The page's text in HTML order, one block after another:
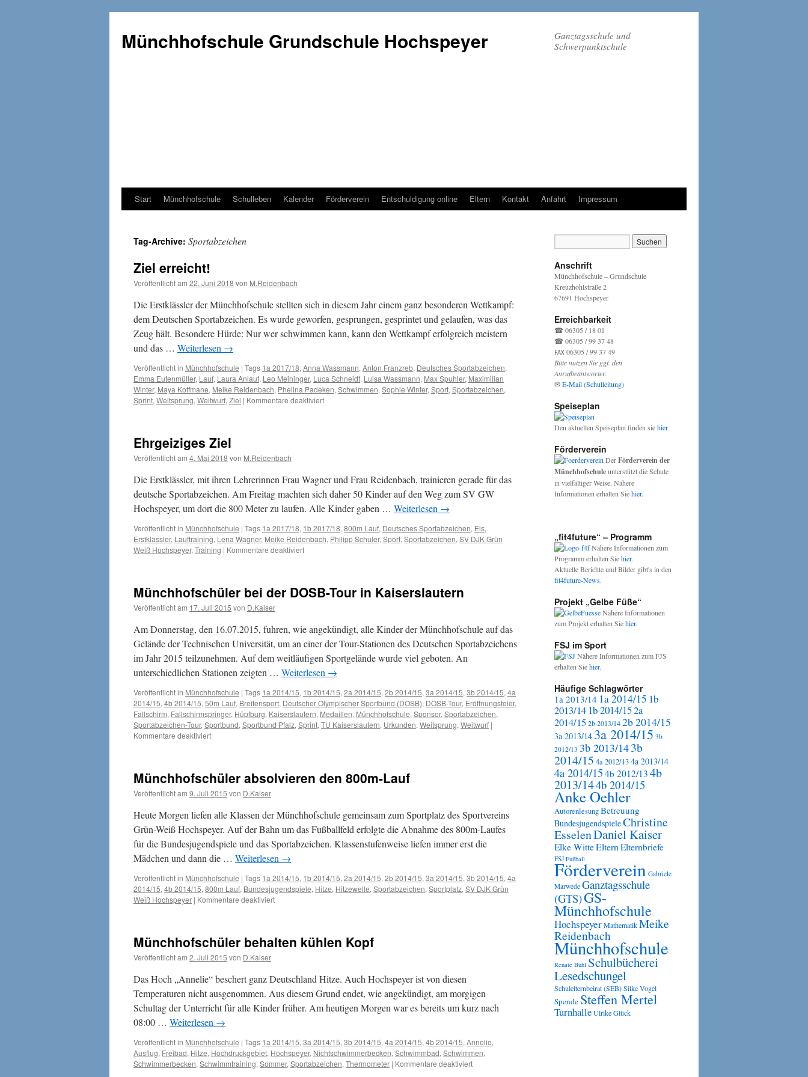
Münchhofschule Grundschule Hochspeyer
Ganztagsschule und
Schwerpunktschule
Weiter
Content
Start Münchhofschule Schulleben Kalender Förderverein Entschuldigung online Eltern Kontakt Anfahrt Impressum
Tag-Archive: Sportabzeichen
Ziel erreicht!
Veröffentlicht am 22. Juni 2018 von M.Reidenbach
Die Erstklässler der Münchhofschule stellten sich in diesem Jahr einem ganz besonderen Wettkampf:
dem Deutschen Sportabzeichen. Es wurde geworfen, gesprungen, gesprintet und gelaufen, was das
Zeug hält. Besondere Hürde: Nur wer schwimmen kann, kann den Wettkampf erfolgreich meistern
und das … Weiterlesen →
Veröffentlicht in Münchhofschule | Tags 1a 2017/18, Anna Wassmann, Anton Franzreb, Deutsches Sportabzeichen,
Emma Eutenmüller, Lauf, Laura Anlauf, Leo Meininger, Luca Schneidt, Luisa Wassmann, Max Spuhler, Maximilian
Winter, Maya Koffmane, Meike Reidenbach, Phelina Padeken, Schwimmen, Sophie Winter, Sport, Sportabzeichen,
Sprint, Weitsprung, Weitwurf, Ziel | Kommentare deaktiviertfür
Ehrgeiziges Ziel
Veröffentlicht am 4. Mai 2018 von M.Reidenbach
Die Erstklässler, mit ihren Lehrerinnen Frau Wagner und Frau Reidenbach, trainieren gerade für das
deutsche Sportabzeichen. Am Freitag machten sich daher 50 Kinder auf den Weg zum SV GW
Hochspeyer, um dort die 800 Meter zu laufen. Alle Kinder gaben … Weiterlesen →
Veröffentlicht in Münchhofschule | Tags 1a 2017/18, 1b 2017/18, 800m Lauf, Deutsches Sportabzeichen, Eis,
Erstklässler, Lauftraining, Lena Wagner, Meike Reidenbach, Philipp Schuler, Sport, Sportabzeichen, SV DJK Grün
Weiß Hochspeyer, Training | Kommentare deaktiviertfür
Münchhofschüler bei der DOSB-Tour in Kaiserslautern
Veröffentlicht am 17. Juli 2015 von D.Kaiser
Am Donnerstag, den 16.07.2015, fuhren, wie angekündigt, alle Kinder der Münchhofschule auf das
Gelände der Technischen Universität, um an einer der Tour-Stationen des Deutschen Sportabzeichens
im Jahr 2015 teilzunehmen. Auf dem weitläufigen Sportgelände wurde viel geboten. An
unterschiedlichen Stationen zeigten … Weiterlesen →
Veröffentlicht in Münchhofschule | Tags 1a 2014/15, 1b 2014/15, 2a 2014/15, 2b 2014/15, 3a 2014/15, 3b 2014/15, 4a
2014/15, 4b 2014/15, 50m Lauf, Breitensport, Deutscher Olympischer Sportbund (DOSB), DOSB-Tour, Eröffnungsfeier,
Fallschirm, Fallschirmspringer, Hüpfburg, Kaiserslautern, Medaillen, Münchhofschule, Sponsor, Sportabzeichen,
Sportabzeichen-Tour, Sportbund, Sportbund Pfalz, Sprint, TU Kaiserslautern, Urkunden, Weitsprung, Weitwurf |
Kommentare deaktiviertfür
DOSB-
Tour
in
Kaiserslautern
Münchhofschüler absolvieren den 800m-Lauf
Veröffentlicht am 9. Juli 2015 von D.Kaiser
Heute Morgen liefen alle Klassen der Münchhofschule gemeinsam zum Sportplatz des Sportvereins
Grün-Weiß Hochspeyer. Auf der Bahn um das Fußballfeld erfolgte die Abnahme des 800m-Laufes
für die Bundesjugendspiele und das Sportabzeichen. Klassenstufenweise liefen immer erst die
Mädchen und dann die … Weiterlesen →
Veröffentlicht in Münchhofschule | Tags 1a 2014/15, 1b 2014/15, 2a 2014/15, 2b 2014/15, 3a 2014/15, 3b 2014/15, 4a
2014/15, 4b 2014/15, 800m Lauf, Bundesjugendspiele, Hitze, Hitzewelle, Sportabzeichen, Sportplatz, SV DJK Grün
Weiß Hochspeyer | Kommentare deaktiviertfür
800m-
Münchhofschüler behalten kühlen Kopf
Veröffentlicht am 2. Juli 2015 von D.Kaiser
Das Hoch „Annelie“ beschert ganz Deutschland Hitze. Auch Hochspeyer ist von diesen
Temperaturen nicht ausgenommen. Aus diesem Grund endet, wie angekündigt, am morgigen
Schultag der Unterricht für alle Kinder früher. Am heutigen Morgen war es bereits um kurz nach
08:00 … Weiterlesen →
Veröffentlicht in Münchhofschule | Tags 1a 2014/15, 3a 2014/15, 3b 2014/15, 4a 2014/15, 4b 2014/15, Annelie,
Ausflug, Freibad, Hitze, Hochdruckgebiet, Hochspeyer, Nichtschwimmerbecken, Schwimmbad, Schwimmen,
Schwimmerbecken, Schwimmtraining, Sommer, Sportabzeichen, Thermometer | Kommentare deaktiviertfür
Anschrift
Münchhofschule – Grundschule
Kreuzhohlstraße 2
67691 Hochspeyer
Erreichbarkeit
☎ 06305 / 18 01
☎ 06305 / 99 37 48
℻ 06305 / 99 37 49
Bitte nutzen Sie ggf. den
Anrufbeantworter.
✉E-Mail (Schulleitung)
Speiseplan
Den aktuellen Speiseplan finden siehier.
Förderverein
DerFörderverein der
Münchhofschuleunterstützt die Schule
in vielfältiger Weise. Nähere
Informationen erhalten Siehier.
„fit4future“ – Programm
Nähere Informationen zum
Programm erhalten Siehier.
Aktuelle Berichte und Bilder gibt's in den
fit4future-News.
Projekt „Gelbe Füße“
Nähere Informationen
zum Projekt erhalten Siehier.
FSJ im Sport
Nähere Informationen zum FJS
erhalten Siehier.
Häufige Schlagwörter
1a 2013/14 1a 2014/15 1b
2013/14 1b 2014/152a
2014/152b 2013/142b 2014/15
3a 2013/14 3a 2014/15 3b
2012/13 3b 2013/143b
2014/15 4a 2012/134a 2013/14
4a 2014/15 4b 2012/13 4b
2013/144b 2014/15
Anke Oehler
AutorenlesungBetreuung
BundesjugendspieleChristine
EsselenDaniel Kaiser
Elke WitteEltern Elternbriefe
FSJ Fußball
Förderverein Gabriele
Marwede Ganztagsschule
(GTS)GS-
Münchhofschule
HochspeyerMathematikMeike
Reidenbach
Münchhofschule
Renate Buhl Schulbücherei
Lesedschungel
Schulelternbeirat (SEB)Silke Vogel
Spende Steffen Mertel
TurnhalleUlrike Glück